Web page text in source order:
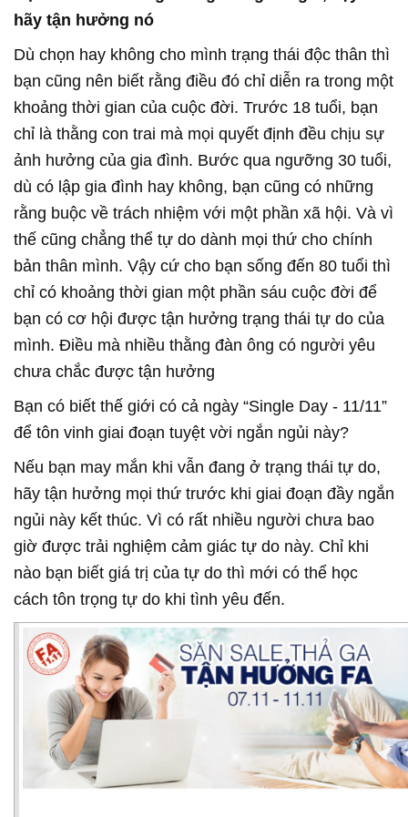
hãy tận hưởng nó
Dù chọn hay không cho mình trạng thái độc thân thì
bạn cũng nên biết rằng điều đó chỉ diễn ra trong một
khoảng thời gian của cuộc đời. Trước 18 tuổi, bạn
chỉ là thằng con trai mà mọi quyết định đều chịu sự
ảnh hưởng của gia đình. Bước qua ngưỡng 30 tuổi,
dù có lập gia đình hay không, bạn cũng có những
rằng buộc về trách nhiệm với một phần xã hội. Và vì
thế cũng chẳng thể tự do dành mọi thứ cho chính
bản thân mình. Vậy cứ cho bạn sống đến 80 tuổi thì
chỉ có khoảng thời gian một phần sáu cuộc đời để
bạn có cơ hội được tận hưởng trạng thái tự do của
mình. Điều mà nhiều thằng đàn ông có người yêu
chưa chắc được tận hưởng
Bạn có biết thế giới có cả ngày “Single Day - 11/11”
để tôn vinh giai đoạn tuyệt vời ngắn ngủi này?
Nếu bạn may mắn khi vẫn đang ở trạng thái tự do,
hãy tận hưởng mọi thứ trước khi giai đoạn đầy ngắn
ngủi này kết thúc. Vì có rất nhiều người chưa bao
giờ được trải nghiệm cảm giác tự do này. Chỉ khi
nào bạn biết giá trị của tự do thì mới có thể học
cách tôn trọng tự do khi tình yêu đến.